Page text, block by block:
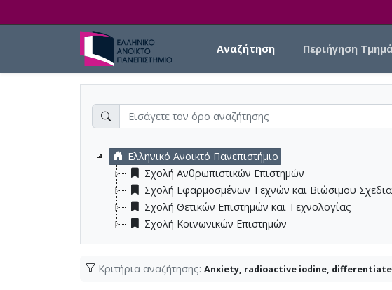
Αναζήτηση Περιήγηση
Ελληνικό Ανοικτό Πανεπιστήμιο
Σχολή Ανθρωπιστικών Επιστημών
Σχολή Εφαρμοσμένων Τεχνών και Βιώσιμου
Σχολή Θετικών Επιστημών και Τεχνολογίας
Σχολή Κοινωνικών Επιστημών
Κριτήρια αναζήτησης: Anxiety, radioactive iodine,